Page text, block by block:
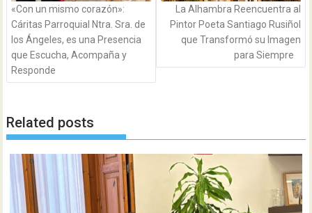
«Con un mismo corazón»:
Cáritas Parroquial Ntra. Sra. de
los Ángeles, es una Presencia
que Escucha, Acompaña y
Responde
La Alhambra Reencuentra al
Pintor Poeta Santiago Rusiñol
que Transformó su Imagen
para Siempre
Related posts